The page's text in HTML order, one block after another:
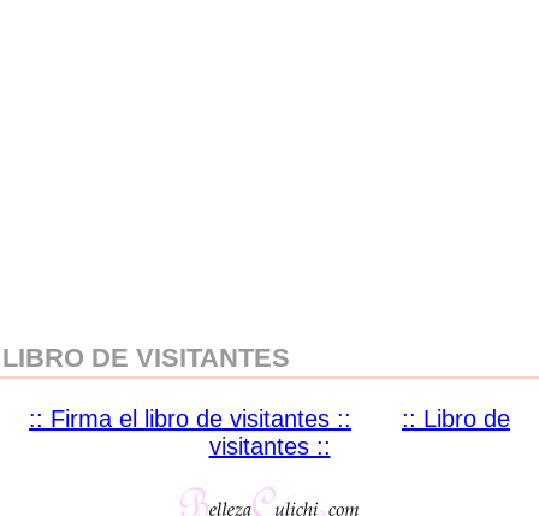
LIBRO DE VISITANTES
:: Firma el libro de visitantes ::
:: Libro de
visitantes ::